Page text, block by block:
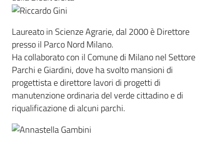
Laureato in Scienze Agrarie, dal 2000 è Direttore
presso il Parco Nord Milano.
Ha collaborato con il Comune di Milano nel Settore
Parchi e Giardini, dove ha svolto mansioni di
progettista e direttore lavori di progetti di
manutenzione ordinaria del verde cittadino e di
riqualificazione di alcuni parchi.